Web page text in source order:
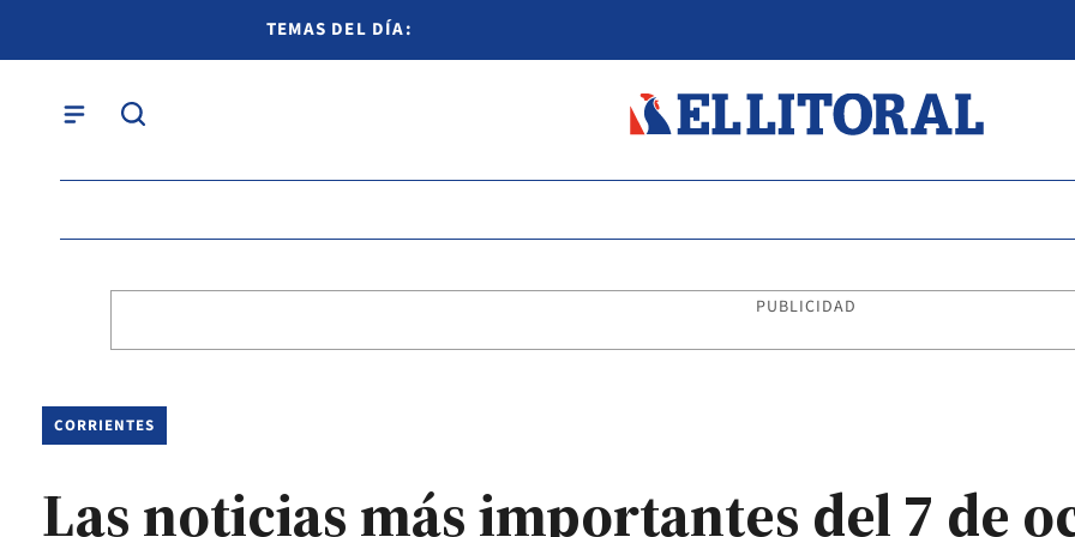
TEMAS DEL DÍA:
PUBLICIDAD
CORRIENTES
Las noticias más importantes del 7 de